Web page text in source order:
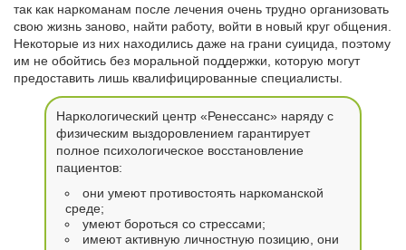
так как наркоманам после лечения очень трудно организовать
свою жизнь заново, найти работу, войти в новый круг общения.
Некоторые из них находились даже на грани суицида, поэтому
им не обойтись без моральной поддержки, которую могут
предоставить лишь квалифицированные специалисты.
Наркологический центр «Ренессанс» наряду с
физическим выздоровлением гарантирует
полное психологическое восстановление
пациентов:
они умеют противостоять наркоманской
среде;
умеют бороться со стрессами;
имеют активную личностную позицию, они